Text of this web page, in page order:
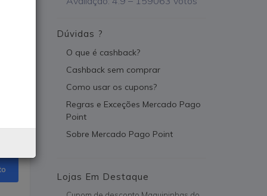
Dúvidas ?
O que é cashback?
Cashback sem comprar
Como usar os cupons?
Regras e Exceções Mercado Pago
Point
Sobre Mercado Pago Point
Lojas Em Destaque